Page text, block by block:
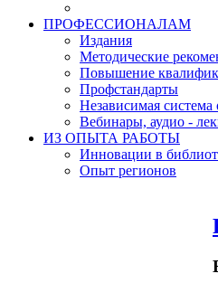
ПРОФЕССИОНАЛАМ
Издания
Методические
Повышение
Профстандарты
Независимая система
Вебинары, аудио -
ИЗ ОПЫТА РАБОТЫ
Инновации в
Опыт регионов